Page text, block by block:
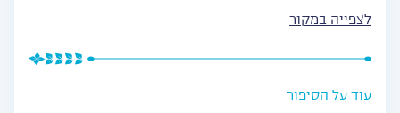
לצפייה במקור
עוד על הסיפור